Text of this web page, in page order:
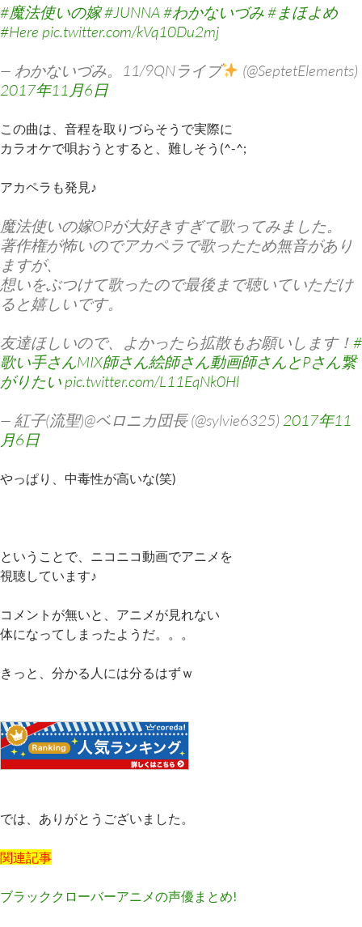
#魔法使いの嫁#JUNNA#わかないづみ#まほよめ
#Here pic.twitter.com/kVq10Du2mj
— わかないづみ。11/9QNライブ
(@SeptetElements)
2017年11月6日
この曲は、音程を取りづらそうで実際に
カラオケで唄おうとすると、難しそう(^-^;
アカペラも発見♪
魔法使いの嫁OPが大好きすぎて歌ってみました。
著作権が怖いのでアカペラで歌ったため無音があり
ますが、
想いをぶつけて歌ったので最後まで聴いていただけ
ると嬉しいです。
友達ほしいので、よかったら拡散もお願いします！ #
歌い手さんMIX師さん絵師さん動画師さんとPさん繋
がりたい pic.twitter.com/L11EqNk0Hl
— 紅子(流聖)@ベロニカ団長 (@sylvie6325) 2017年11
月6日
やっぱり、中毒性が高いな(笑)
ということで、ニコニコ動画でアニメを
視聴しています♪
コメントが無いと、アニメが見れない
体になってしまったようだ。。。
きっと、分かる人には分るはずｗ
では、ありがとうございました。
関連記事
ブラッククローバーアニメの声優まとめ!